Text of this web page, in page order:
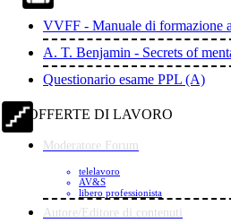
VVFF - Manuale di formazione
A. T. Benjamin - Secrets of
Questionario esame PPL (A)
OFFERTE DI LAVORO
Moderatore Forum
telelavoro
AV&S
libero professionista
Autore/Editore di contenuti